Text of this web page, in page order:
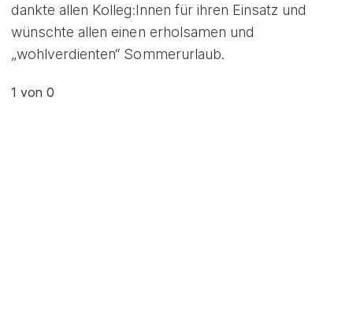
dankte allen Kolleg:Innen für ihren Einsatz und
wünschte allen einen erholsamen und
„wohlverdienten“ Sommerurlaub.
1 von 0